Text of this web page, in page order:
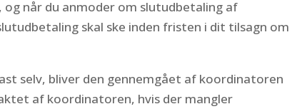
når du anmoder om slutudbetaling af
skal ske inden fristen i dit tilsagn om
selv, bliver den gennemgået af koordinatoren
af koordinatoren, hvis der mangler